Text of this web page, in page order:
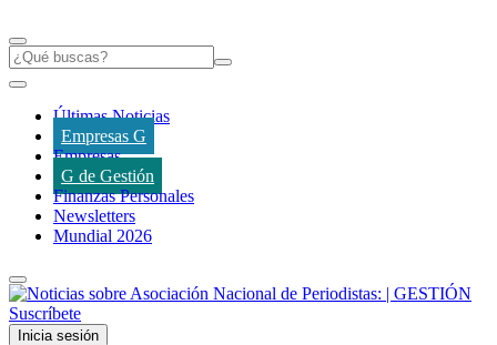
Últimas Noticias
Empresas G
Empresas
G de Gestión
Finanzas Personales
Newsletters
Mundial 2026
Suscríbete
Inicia sesión